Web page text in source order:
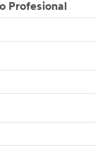
Profesional